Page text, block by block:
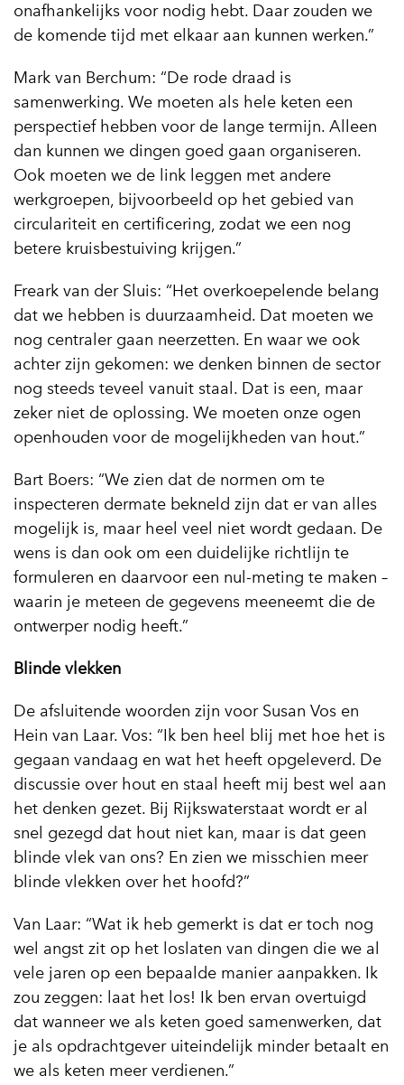
onafhankelijks voor nodig hebt. Daar zouden we
de komende tijd met elkaar aan kunnen werken.”
Mark van Berchum: “De rode draad is
samenwerking. We moeten als hele keten een
perspectief hebben voor de lange termijn. Alleen
dan kunnen we dingen goed gaan organiseren.
Ook moeten we de link leggen met andere
werkgroepen, bijvoorbeeld op het gebied van
circulariteit en certificering, zodat we een nog
betere kruisbestuiving krijgen.”
Freark van der Sluis: “Het overkoepelende belang
dat we hebben is duurzaamheid. Dat moeten we
nog centraler gaan neerzetten. En waar we ook
achter zijn gekomen: we denken binnen de sector
nog steeds teveel vanuit staal. Dat is een, maar
zeker niet de oplossing. We moeten onze ogen
openhouden voor de mogelijkheden van hout.”
Bart Boers: “We zien dat de normen om te
inspecteren dermate bekneld zijn dat er van alles
mogelijk is, maar heel veel niet wordt gedaan. De
wens is dan ook om een duidelijke richtlijn te
formuleren en daarvoor een nul-meting te maken –
waarin je meteen de gegevens meeneemt die de
ontwerper nodig heeft.”
Blinde vlekken
De afsluitende woorden zijn voor Susan Vos en
Hein van Laar. Vos: “Ik ben heel blij met hoe het is
gegaan vandaag en wat het heeft opgeleverd. De
discussie over hout en staal heeft mij best wel aan
het denken gezet. Bij Rijkswaterstaat wordt er al
snel gezegd dat hout niet kan, maar is dat geen
blinde vlek van ons? En zien we misschien meer
blinde vlekken over het hoofd?”
Van Laar: “Wat ik heb gemerkt is dat er toch nog
wel angst zit op het loslaten van dingen die we al
vele jaren op een bepaalde manier aanpakken. Ik
zou zeggen: laat het los! Ik ben ervan overtuigd
dat wanneer we als keten goed samenwerken, dat
je als opdrachtgever uiteindelijk minder betaalt en
we als keten meer verdienen.”